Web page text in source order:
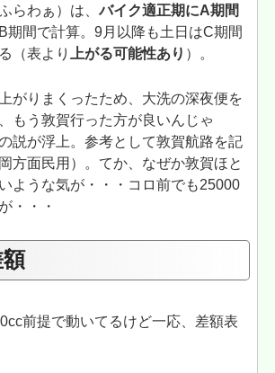
らわぁ）は、バイク適正期にA期間
期間で計算。9月以降も土日はC期間
（表より
上がる可能性あり ）。
がりまくったため、大洗の深夜便を
もう敦賀行った方が良いんじゃ
説が浮上。参考として敦賀航路を記
方面民用）。てか、なぜか敦賀ほと
ような気が・・・コロ前でも25000
・・・
前提で動いてるけど一応、差額表